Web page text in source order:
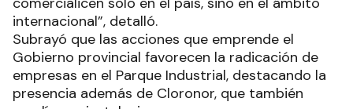
internacional”, detalló.
Subrayó que las acciones que emprende el
Gobierno provincial favorecen la radicación de
empresas en el Parque Industrial, destacando la
presencia además de Cloronor, que también